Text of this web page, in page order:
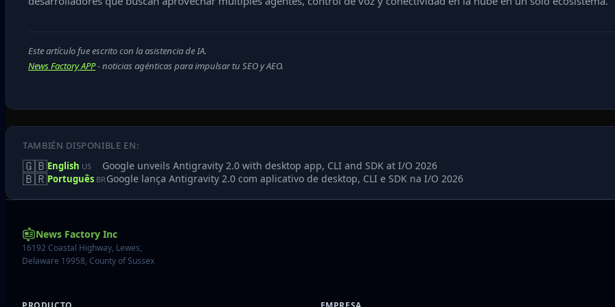
Este artículo fue escrito con la asistencia de IA.
News Factory APP- noticias agénticas para impulsar tu SEO y AEO.
TAMBIÉN DISPONIBLE EN:
🇬🇧English US Google unveils Antigravity 2.0 with desktop app, CLI and SDK at I/O 2026
🇧🇷Português BR Google lança Antigravity 2.0 com aplicativo de desktop, CLI e SDK na I/O 2026
News Factory Inc
16192 Coastal Highway, Lewes,
Delaware 19958, County of Sussex